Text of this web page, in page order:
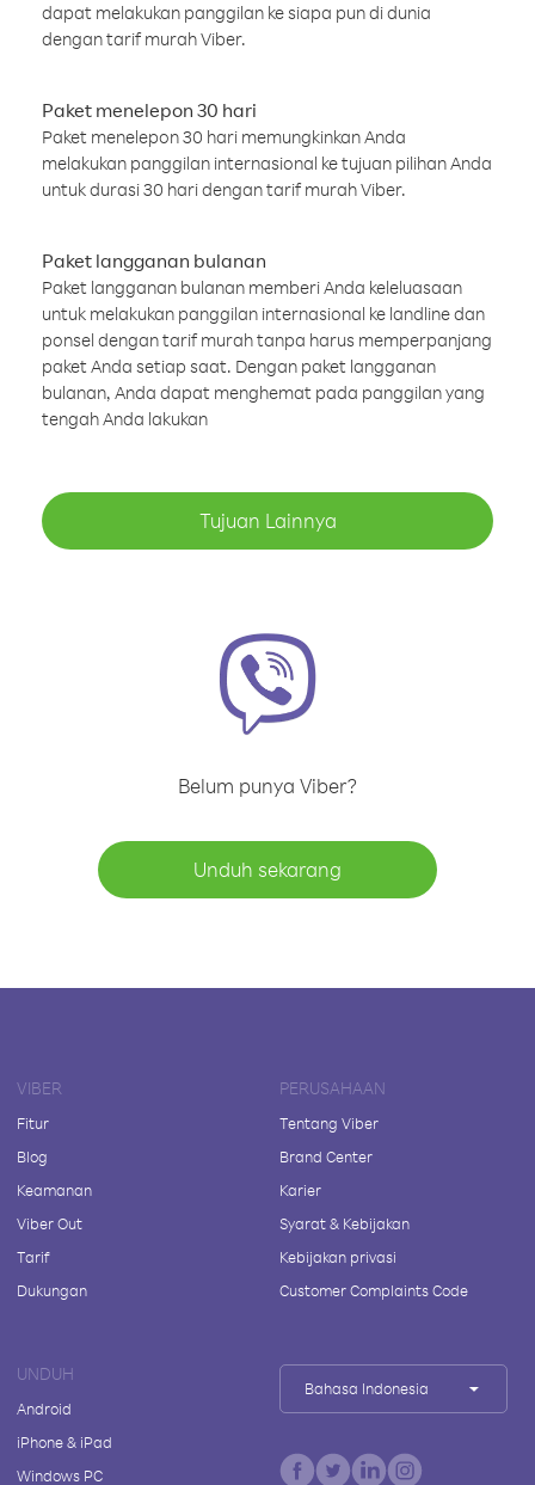
dapat melakukan panggilan ke siapa pun di dunia
dengan tarif murah Viber.
Paket menelepon 30 hari
Paket menelepon 30 hari memungkinkan Anda
melakukan panggilan internasional ke tujuan pilihan Anda
untuk durasi 30 hari dengan tarif murah Viber.
Paket langganan bulanan
Paket langganan bulanan memberi Anda keleluasaan
untuk melakukan panggilan internasional ke landline dan
ponsel dengan tarif murah tanpa harus memperpanjang
paket Anda setiap saat. Dengan paket langganan
bulanan, Anda dapat menghemat pada panggilan yang
tengah Anda lakukan
Tujuan Lainnya
Belum punya Viber?
Unduh sekarang
VIBER
Fitur
Blog
Keamanan
Viber Out
Tarif
Dukungan
PERUSAHAAN
Tentang Viber
Brand Center
Karier
Syarat & Kebijakan
Kebijakan privasi
Customer Complaints Code
UNDUH
Android
iPhone & iPad
Windows PC
Bahasa Indonesia